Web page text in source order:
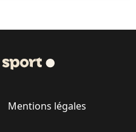
Mentions légales